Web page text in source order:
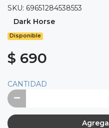
SKU: 69651284538553
Dark Horse
Disponible
$ 690
CANTIDAD